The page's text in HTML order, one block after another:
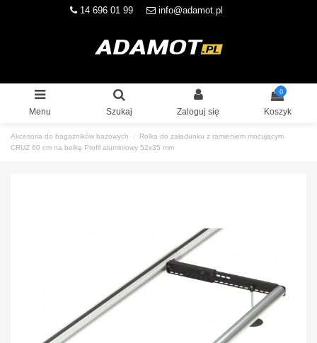
14 696 01 99 info@adamot.pl
Menu Szukaj Zaloguj się
0
Koszyk
Akcesoria do bagażników bazowych
Rolka do załadunku z ramieniem mocującym
CRUZ 60 cm na belkę Profil aluminiowy 52x35 mm